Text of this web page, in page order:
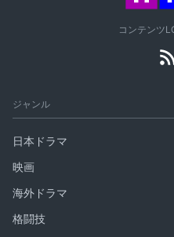
コンテンツ
ジャンル
日本ドラマ
映画
海外ドラマ
格闘技